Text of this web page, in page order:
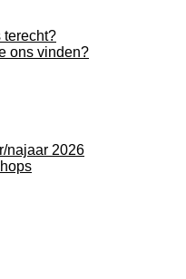
terecht?
ons vinden?
najaar 2026